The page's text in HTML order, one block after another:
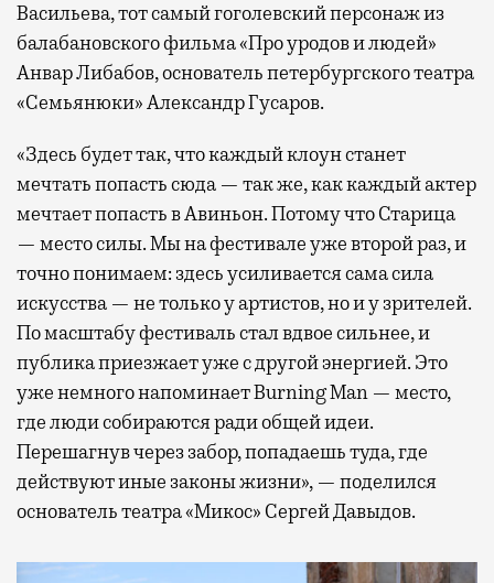
Васильева, тот самый гоголевский персонаж из
балабановского фильма «Про уродов и людей»
Анвар Либабов, основатель петербургского театра
«Семьянюки» Александр Гусаров.
«Здесь будет так, что каждый клоун станет
мечтать попасть сюда — так же, как каждый актер
мечтает попасть в Авиньон. Потому что Старица
— место силы. Мы на фестивале уже второй раз, и
точно понимаем: здесь усиливается сама сила
искусства — не только у артистов, но и у зрителей.
По масштабу фестиваль стал вдвое сильнее, и
публика приезжает уже с другой энергией. Это
уже немного напоминает Burning Man — место,
где люди собираются ради общей идеи.
Перешагнув через забор, попадаешь туда, где
действуют иные законы жизни», — поделился
основатель театра «Микос» Сергей Давыдов.